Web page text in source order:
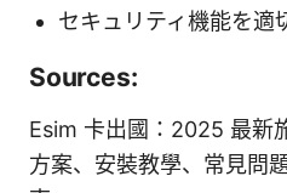
セキュリティ機能を適
Sources:
Esim 卡出國：2025 最新
方案、安裝教學、常見問